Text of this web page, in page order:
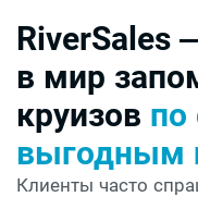
RiverSales
в мир
круизов
выгодным
Клиенты часто